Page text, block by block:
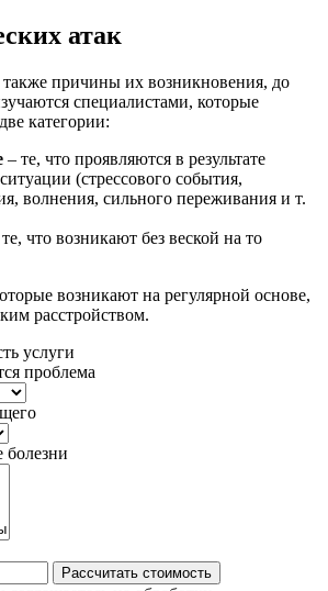
атак
также причины их возникновения, до
специалистами, которые
категории:
– те, что проявляются в результате
(стрессового события,
волнения, сильного переживания и т.
что возникают без веской на то
возникают на регулярной основе,
расстройством.
услуги
проблема
болезни
Рассчитать стоимость